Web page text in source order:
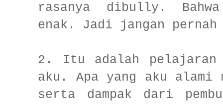
rasanya dibully.
enak. Jadi jangan
2. Itu adalah pelajaran
aku. Apa yang aku alami
serta dampak dari